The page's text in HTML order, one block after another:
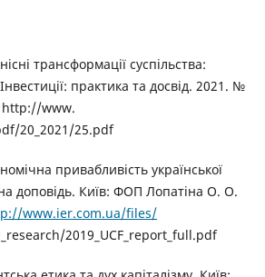
трансформації суспільства:
практика та досвід. 2021. №
http://www.
20_2021/25.pdf
привабливість української
доповідь. Київ: ФОП Лопатіна О. О.
www.ier.com.ua/files/
2019_UCF_report_full.pdf